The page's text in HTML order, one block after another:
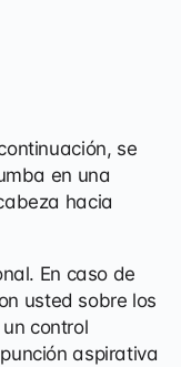
se
en una
hacia
En caso de
usted sobre los
control
aspirativa